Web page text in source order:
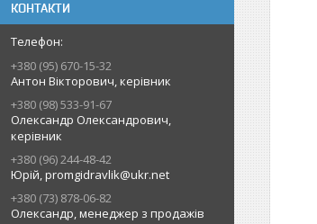
КОНТАКТИ
+380 (95) 670-15-32
Антон Вікторович, керівник
+380 (98) 533-91-67
Олександр Олександрович,
керівник
+380 (96) 244-48-42
Юрій, promgidravlik@ukr.net
+380 (73) 878-06-82
Олександр, менеджер з продажів